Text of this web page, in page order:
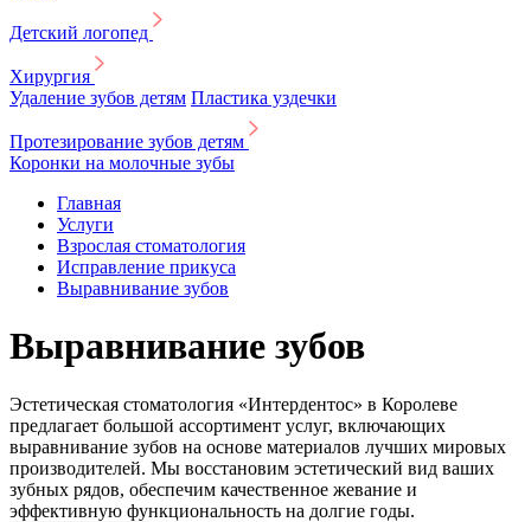
Детский логопед
Хирургия
Удаление зубов детям Пластика уздечки
Протезирование зубов детям
Коронки на молочные зубы
Главная
Услуги
Взрослая стоматология
Исправление прикуса
Выравнивание зубов
Выравнивание зубов
Эстетическая стоматология «Интердентос» в Королеве
предлагает большой ассортимент услуг, включающих
выравнивание зубов на основе материалов лучших мировых
производителей. Мы восстановим эстетический вид ваших
зубных рядов, обеспечим качественное жевание и
эффективную функциональность на долгие годы.